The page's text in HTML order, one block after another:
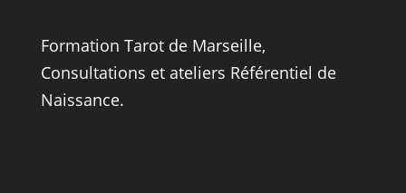
Formation Tarot de Marseille,
Consultations et ateliers Référentiel de
Naissance.